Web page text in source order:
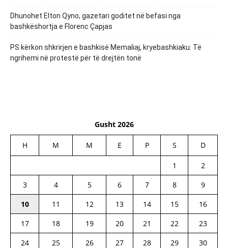
Dhunohet Elton Qyno, gazetari goditet në befasi nga
bashkëshortja e Florenc Çapjas
PS kërkon shkrirjen e bashkisë Memaliaj, kryebashkiaku: Të
ngrihemi në protestë për të drejtën tonë
Gusht 2026
H M M E P S D
1
2
3
4 5 6 7 8
9
10
11 12 13 14 15
16
17
18 19 20 21 22
23
24
25 26 27 28 29
30